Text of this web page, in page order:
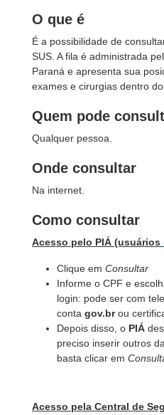
O que é
É a possibilidade de
SUS. A fila é administrada
Paraná e apresenta sua
exames e cirurgias dentro do
Quem pode
Qualquer pessoa.
Onde consultar
Na internet.
Como consultar
Acesso pelo PIÁ (usuários
Clique em Consultar
Informe o CPF e
login: pode ser com
conta gov.brou
Depois disso, o PIÁ
preciso inserir outros
basta clicar em
Acesso pela Central de